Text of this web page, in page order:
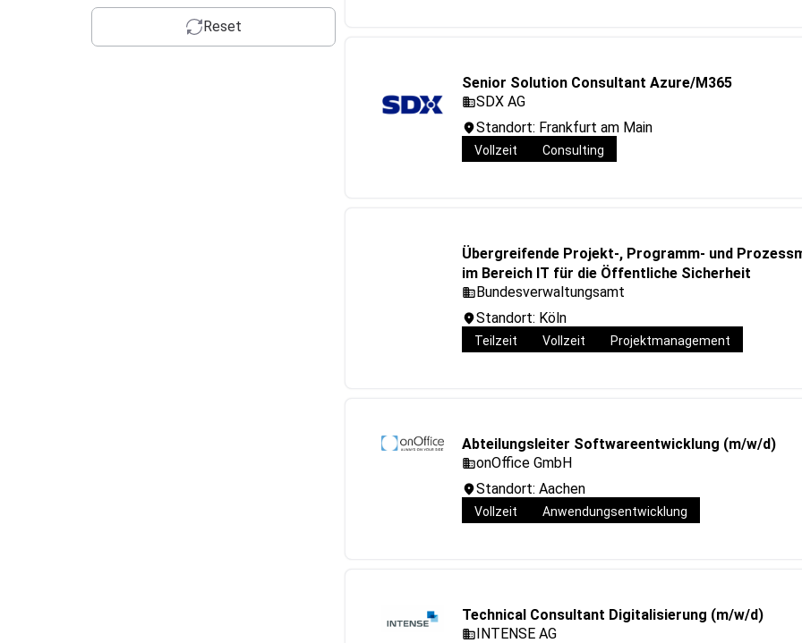
Reset
Senior Solution Consultant Azure/M365
SDX AG
Standort: Frankfurt am Main
Vollzeit Consulting
Übergreifende Projekt-, Programm- und
im Bereich IT für die Öffentliche Sicherheit
Bundesverwaltungsamt
Standort: Köln
Teilzeit Vollzeit Projektmanagement
Abteilungsleiter Softwareentwicklung (m/w/d)
onOffice GmbH
Standort: Aachen
Vollzeit Anwendungsentwicklung
Technical Consultant Digitalisierung (m/w/d)
INTENSE AG